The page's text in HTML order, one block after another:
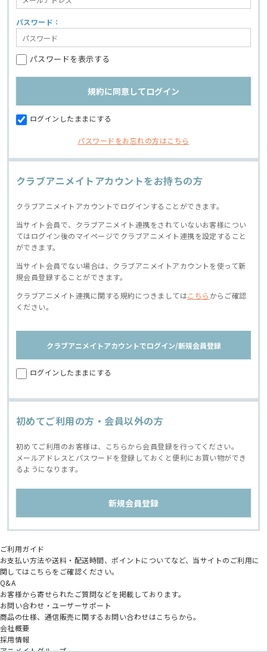
パスワード：
パスワードを表示する
ログインしたままにする
パスワードをお忘れの方はこちら
クラブアニメイトアカウントをお持ちの方
クラブアニメイトアカウントでログインすることができます。
当サイト会員で、クラブアニメイト連携をされていないお客様につい
てはログイン後のマイページでクラブアニメイト連携を設定すること
ができます。
当サイト会員でない場合は、クラブアニメイトアカウントを使って新
規会員登録することができます。
クラブアニメイト連携に関する規約につきましてはこちら からご確認
ください。
クラブアニメイトアカウントでログイン/新規会員登録
ログインしたままにする
初めてご利用の方・会員以外の方
初めてご利用のお客様は、こちらから会員登録を行ってください。
メールアドレスとパスワードを登録しておくと便利にお買い物ができ
るようになります。
ご利用ガイド
お支払い方法や送料・配送時間、ポイントについてなど、当サイトのご利用に
関してはこちらをご確認ください。
Q&A
お客様から寄せられたご質問などを掲載しております。
お問い合わせ・ユーザーサポート
商品の仕様、通信販売に関するお問い合わせはこちらから。
会社概要
採用情報